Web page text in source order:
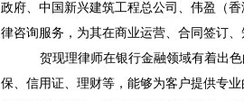
政府、中国新兴建筑工程总公司、伟盈
（
律咨询服务，为其在商业运营、合同签订
贺现理律师在银行金融领域有着出
保、信用证、理财等，能够为客户提供专